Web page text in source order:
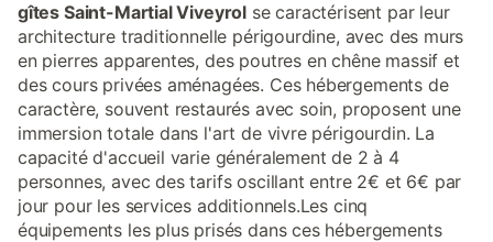
gîtes Saint-Martial Viveyrol se caractérisent par leur
architecture traditionnelle périgourdine, avec des murs
en pierres apparentes, des poutres en chêne massif et
des cours privées aménagées. Ces hébergements de
caractère, souvent restaurés avec soin, proposent une
immersion totale dans l'art de vivre périgourdin. La
capacité d'accueil varie généralement de 2 à 4
personnes, avec des tarifs oscillant entre 2€ et 6€ par
jour pour les services additionnels.Les cinq
équipements les plus prisés dans ces hébergements